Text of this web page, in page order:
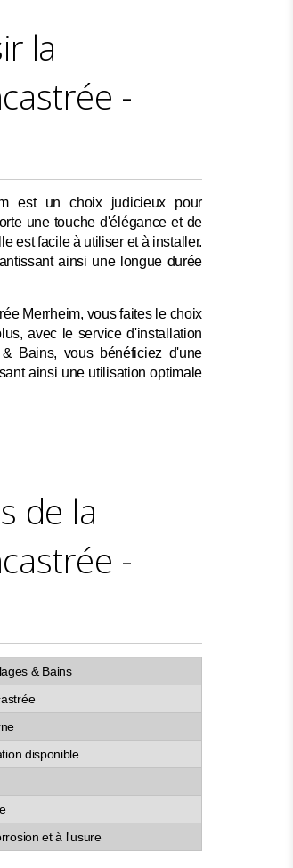
la
-
est un choix judicieux pour
une touche d'élégance et de
est facile à utiliser et à installer.
ainsi une longue durée
Merrheim, vous faites le choix
avec le service d'installation
Bains, vous bénéficiez d'une
ainsi une utilisation optimale
de la
-
& Bains
disponible
et à l'usure